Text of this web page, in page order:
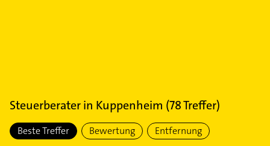
Steuerberaterin Kuppenheim (78Treffer)
Beste Treffer Bewertung Entfernung